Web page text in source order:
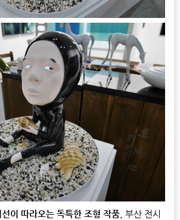
이 따라오는 독특한 조형 작품. 부산 전시